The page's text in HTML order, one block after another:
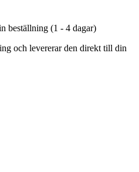
beställning (1 - 4 dagar)
och levererar den direkt till din